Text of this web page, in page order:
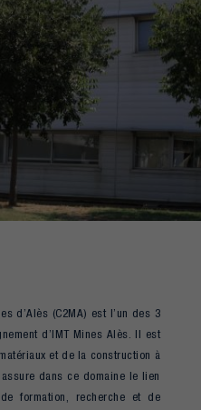
d’Alès (C2MA) est l’un des 3
d’IMT Mines Alès. Il est
et de la construction à
dans ce domaine le lien
formation, recherche et de